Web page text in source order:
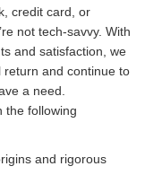
credit card, or
not tech-savvy. With
and satisfaction, we
return and continue to
a need.
the following
and rigorous